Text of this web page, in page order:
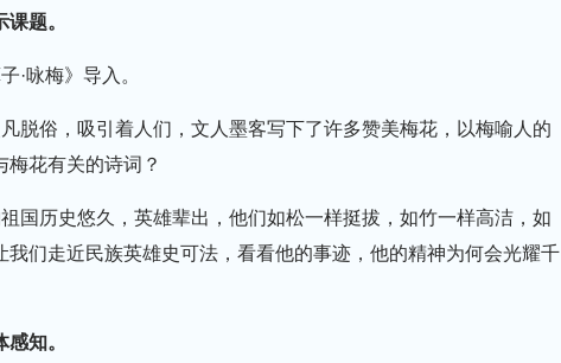
题。
·咏梅》导入。
脱俗，吸引着人们，文人墨客写下了许多赞美梅花，以梅喻人的
梅花有关的诗词？
国历史悠久，英雄辈出，他们如松一样挺拔，如竹一样高洁，如
我们走近民族英雄史可法，看看他的事迹，他的精神为何会光耀千
知。